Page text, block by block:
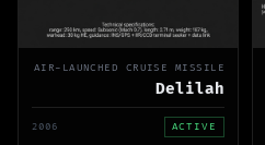
AIR-LAUNCHED CRUISE MISSILE
Delilah
ACTIVE
2006